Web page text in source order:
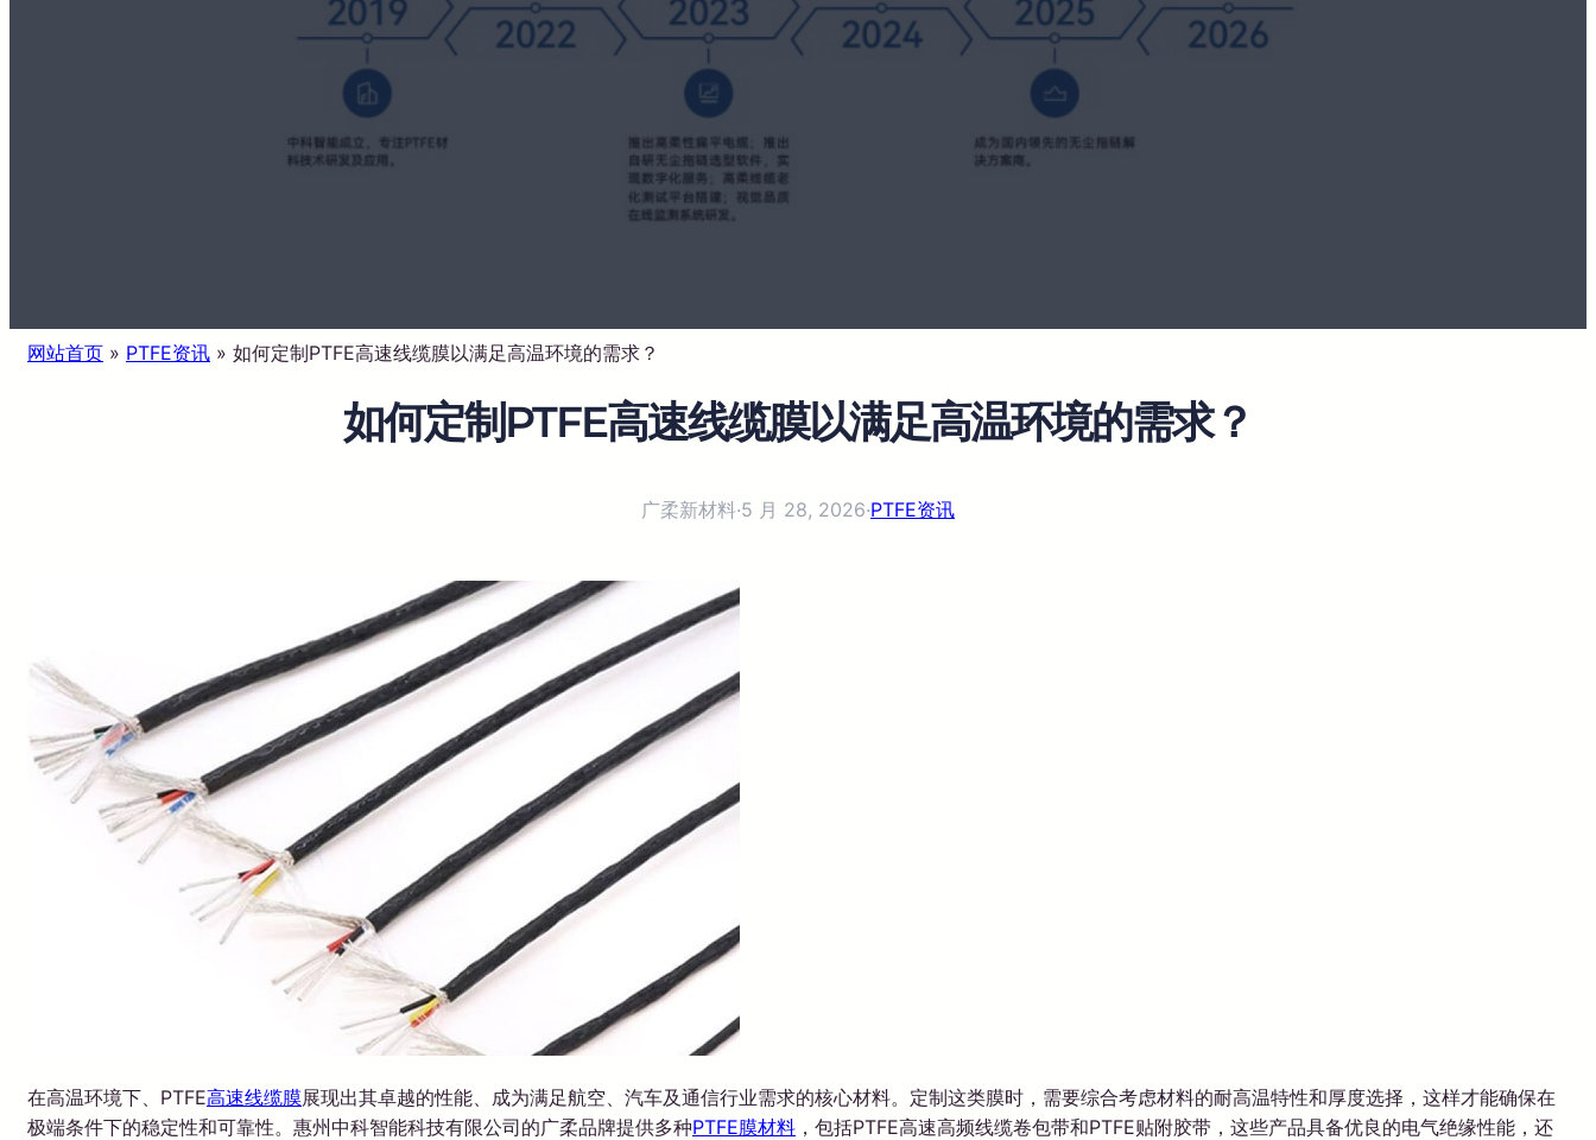
网站首页 » PTFE资讯 » 如何定制PTFE高速线缆膜以满足高温环境的需求？
如何定制PTFE高速线缆膜以满足高温环境的需求？
广柔新材料·5 月 28, 2026·PTFE资讯
在高温环境下、PTFE高速线缆膜展现出其卓越的性能、成为满足航空、汽车及通信行业需求的核心材料。定制这类膜时，需要综合考虑材料的耐高温特性和厚度选择，这样才能确保在
极端条件下的稳定性和可靠性。惠州中科智能科技有限公司的广柔品牌提供多种PTFE膜材料 ，包括PTFE高速高频线缆卷包带和PTFE贴附胶带，这些产品具备优良的电气绝缘性能，还